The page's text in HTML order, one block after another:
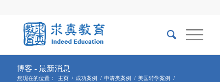
博客 - 最新消息
您现在的位置： 主页 / 成功案例 / 申请类案例 / 美国转学案例 /